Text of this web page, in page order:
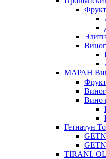
МАРАН
Вино
Гетнатун
TIRANI.